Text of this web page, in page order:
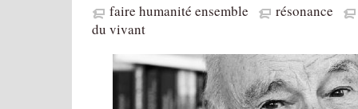
faire humanité ensemble
résonance
du vivant